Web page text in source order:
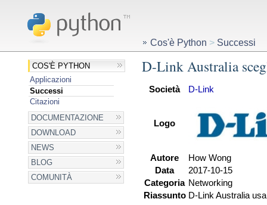
COS'È PYTHON
Applicazioni
Successi
Citazioni
DOCUMENTAZIONE
DOWNLOAD
NEWS
BLOG
COMUNITÀ
Cos'è Python > Successi
D-Link Australia
Società D-Link
Logo
Autore
How Wong
Data
2017-10-15
Categoria Networking
Riassunto D-Link Australia